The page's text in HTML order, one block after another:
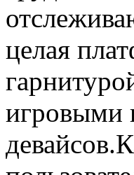
целая
игровыми